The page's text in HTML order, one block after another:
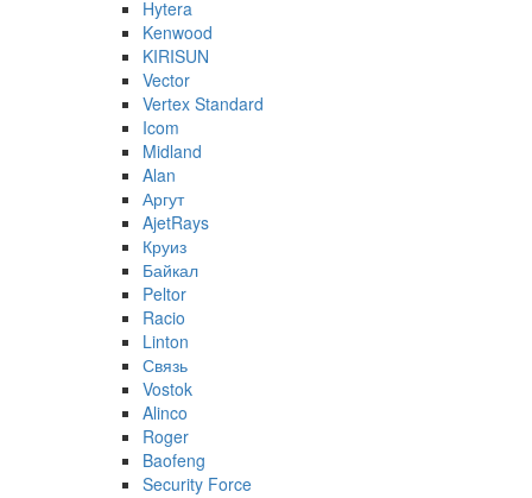
Hytera
Kenwood
KIRISUN
Vector
Vertex Standard
Icom
Midland
Alan
Аргут
AjetRays
Круиз
Байкал
Peltor
Racio
Linton
Связь
Vostok
Alinco
Roger
Baofeng
Security Force